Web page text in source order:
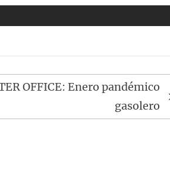
OFFICE: Enero pandémico
gasolero